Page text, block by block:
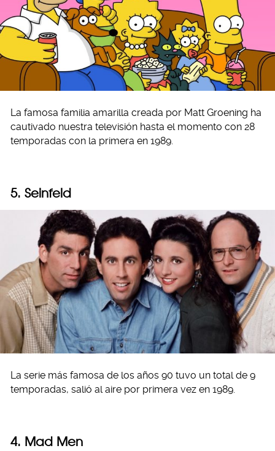
La famosa familia amarilla creada por Matt Groening ha
cautivado nuestra televisión hasta el momento con 28
temporadas con la primera en 1989.
5. Seinfeld
La serie más famosa de los años 90 tuvo un total de 9
temporadas, salió al aire por primera vez en 1989.
4. Mad Men